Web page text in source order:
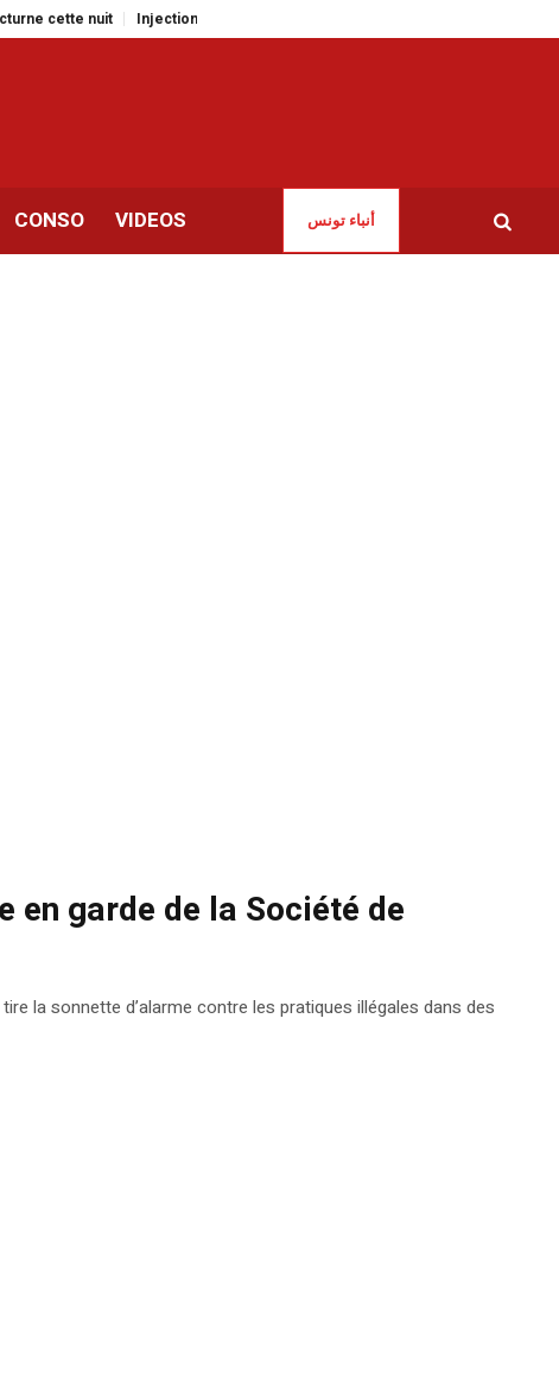
nuit Injections clandestines | Mise en garde de la Société de médecine
CONSO VIDEOS أنباء تونس
garde de la Société de
la sonnette d’alarme contre les pratiques illégales dans des